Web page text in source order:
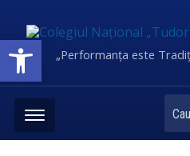
Deschide bara de unelte„Performanța este